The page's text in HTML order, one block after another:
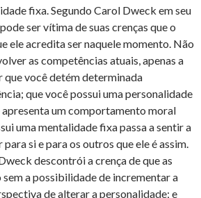
fixa. Segundo Carol Dweck em seu
ser vítima de suas crenças que o
ele acredita ser naquele momento. Não
as competências atuais, apenas a
que você detém determinada
que você possui uma personalidade
um comportamento moral
uma mentalidade fixa passa a sentir a
si e para os outros que ele é assim.
descontrói a crença de que as
sem a possibilidade de incrementar a
de alterar a personalidade; e